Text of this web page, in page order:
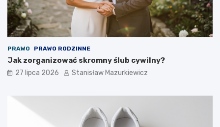
PRAWO PRAWO RODZINNE
Jak zorganizować skromny ślub cywilny?
27 lipca 2026 Stanisław Mazurkiewicz